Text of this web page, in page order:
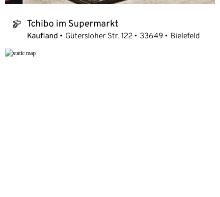
tchibo_logo Tchibo im Supermarkt
Kaufland Gütersloher Str. 122 33649 Bielefeld